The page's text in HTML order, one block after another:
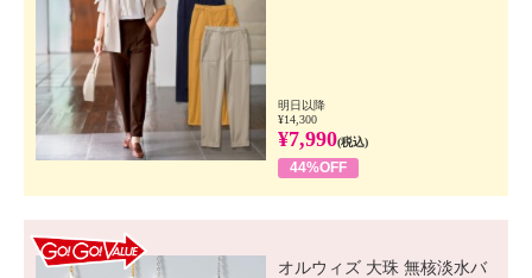
明日以降
¥14,300
¥7,990(税込)
44%OFF
オルウィズ 大珠 無核淡水バ